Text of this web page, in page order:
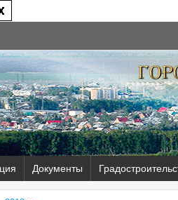
Документы